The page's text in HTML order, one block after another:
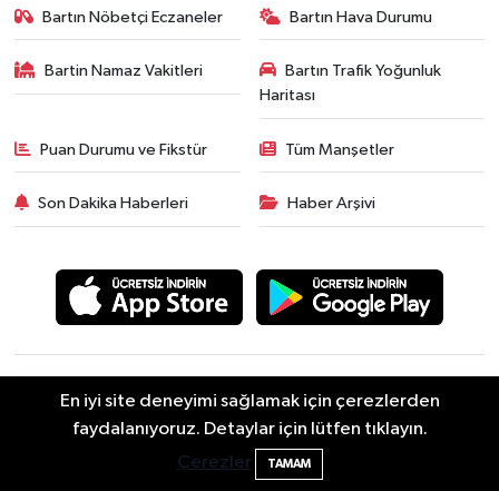
Bartın Nöbetçi Eczaneler Bartın Hava Durumu
Bartin Namaz Vakitleri
Bartın Trafik Yoğunluk
Haritası
Puan Durumu ve Fikstür Tüm Manşetler
Son Dakika Haberleri Haber Arşivi
Ekonomi
Sağlık Sivil Toplum Turizm
Sitede yayınlanan içerik ve yorumlardan yazarları sorumludur.
En iyi site deneyimi sağlamak için çerezlerden
faydalanıyoruz. Detaylar için lütfen tıklayın.
Çerezler
TAMAM
Bartın'da nem oranı yüzde 100'e ulaştı